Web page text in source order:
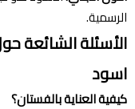
الرسمية.
الأسئلة الشائعة
اسود
كيفية العناية بالفستان؟